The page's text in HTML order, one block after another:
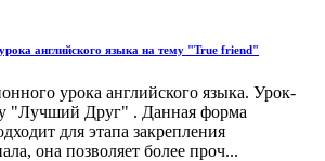
английского языка на тему "True friend"
урока английского языка. Урок-
"Лучший Друг" . Данная форма
для этапа закрепления
она позволяет более проч...